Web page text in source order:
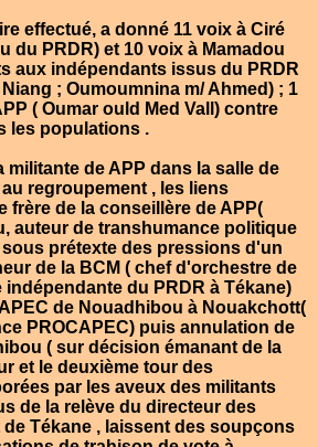
effectué, a donné 11 voix à Ciré
du PRDR) et 10 voix à Mamadou
aux indépendants issus du PRDR
; Oumoumnina m/ Ahmed) ; 1
( Oumar ould Med Vall) contre
les populations .
de APP dans la salle de
regroupement , les liens
frère de la conseillère de APP(
auteur de transhumance politique
prétexte des pressions d'un
de la BCM ( chef d'orchestre de
du PRDR à Tékane)
de Nouadhibou à Nouakchott(
PROCAPEC) puis annulation de
( sur décision émanant de la
et le deuxième tour des
par les aveux des militants
de la relève du directeur des
Tékane , laissent des soupçons